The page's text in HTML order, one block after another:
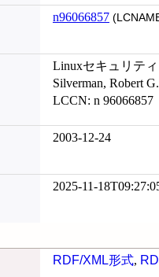
n96066857
Linuxセキュリティ
Silverman, Robert
LCCN: n 96066857
2003-12-24
2025-11-
RDF/XML形式,